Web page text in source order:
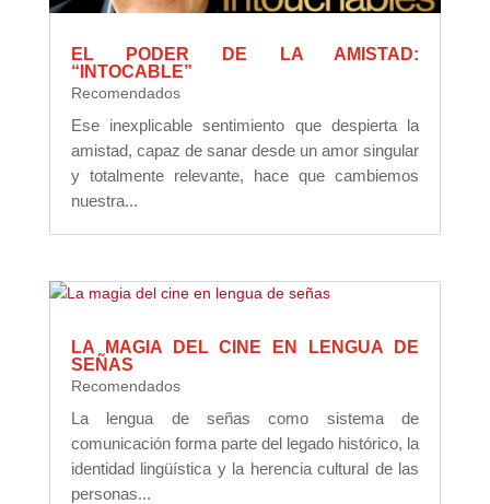
EL PODER DE LA AMISTAD:
“INTOCABLE”
Recomendados
Ese inexplicable sentimiento que despierta la
amistad, capaz de sanar desde un amor singular
y totalmente relevante, hace que cambiemos
nuestra...
LA MAGIA DEL CINE EN LENGUA DE
SEÑAS
Recomendados
La lengua de señas como sistema de
comunicación forma parte del legado histórico, la
identidad lingüística y la herencia cultural de las
personas...